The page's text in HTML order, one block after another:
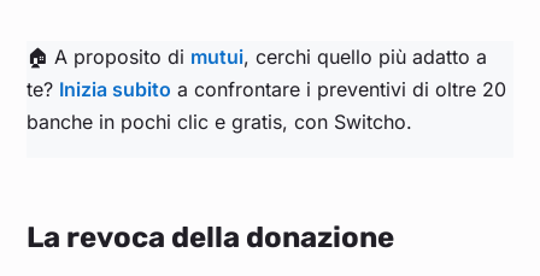
🏠 A proposito di mutui, cerchi quello più adatto a
te? Inizia subito a confrontare i preventivi di oltre 20
banche in pochi clic e gratis, con Switcho.
La revoca della donazione